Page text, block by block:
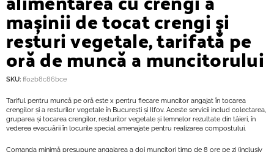
mașinii de tocat crengi și
resturi vegetale, tarifată pe
oră de muncă a muncitorului
SKU: ff02b8c86bce
Tariful pentru muncă pe oră este x pentru fiecare muncitor angajat în tocarea
crengilor și a resturilor vegetale în București și Ilfov. Aceste servicii includ colectarea,
gruparea și tocarea crengilor, resturilor vegetale și lemnelor rezultate din tăieri, în
vederea evacuării în locurile special amenajate pentru realizarea compostului.
Comanda minimă presupune angajarea a doi muncitori timp de 8 ore pe zi (inclusiv